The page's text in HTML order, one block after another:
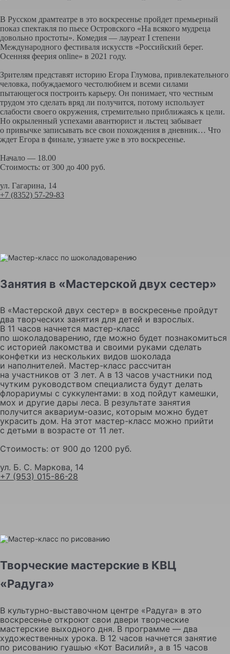
В Русском драмтеатре в это воскресенье пройдет премьерный
показ спектакля по пьесе Островского «На всякого мудреца
довольно простоты». Комедия — лауреат I степени
Международного фестиваля искусств «Российский берег.
Осенняя феерия online» в 2021 году.
Зрителям представят историю Егора Глумова, привлекательного
человка, побуждаемого честолюбием и всеми силами
пытающегося построить карьеру. Он понимает, что честным
трудом это сделать вряд ли получится, потому использует
слабости своего окружения, стремительно приближаясь к цели.
Но окрыленный успехами авантюрист и льстец забывает
о привычке записывать все свои похождения в дневник… Что
ждет Егора в финале, узнаете уже в это воскресенье.
Начало — 18.00
Стоимость: от 300 до 400 руб.
ул. Гагарина, 14
+7 (8352) 57-29-83
Занятия в «Мастерской двух сестер»
В «Мастерской двух сестер» в воскресенье пройдут
два творческих занятия для детей и взрослых.
В 11 часов начнется мастер-класс
по шоколадоварению, где можно будет познакомиться
с историей лакомства и своими руками сделать
конфетки из нескольких видов шоколада
и наполнителей. Мастер-класс рассчитан
на участников от 3 лет. А в 13 часов участники под
чутким руководством специалиста будут делать
флорариумы с суккулентами: в ход пойдут камешки,
мох и другие дары леса. В результате занятия
получится аквариум-оазис, которым можно будет
украсить дом. На этот мастер-класс можно прийти
с детьми в возрасте от 11 лет.
Стоимость: от 900 до 1200 руб.
ул. Б. С. Маркова, 14
+7 (953) 015-86-28
Творческие мастерские в КВЦ
«Радуга»
В культурно-выставочном центре «Радуга» в это
воскресенье откроют свои двери творческие
мастерские выходного дня. В программе — два
художественных урока. В 12 часов начнется занятие
по рисованию гуашью «Кот Василий», а в 15 часов